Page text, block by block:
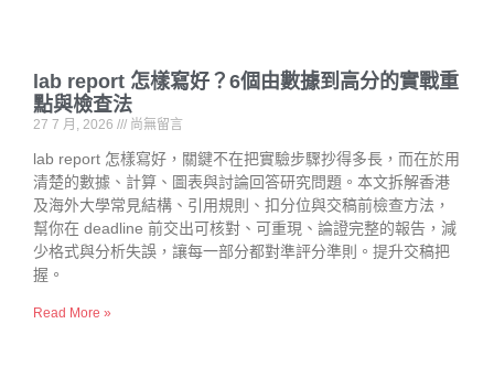
lab report 怎樣寫好？6個由數據到高分的實戰重
點與檢查法
27 7 月, 2026 尚無留言
lab report 怎樣寫好，關鍵不在把實驗步驟抄得多長，而在於用
清楚的數據、計算、圖表與討論回答研究問題。本文拆解香港
及海外大學常見結構、引用規則、扣分位與交稿前檢查方法，
幫你在 deadline 前交出可核對、可重現、論證完整的報告，減
少格式與分析失誤，讓每一部分都對準評分準則。提升交稿把
握。
Read More »